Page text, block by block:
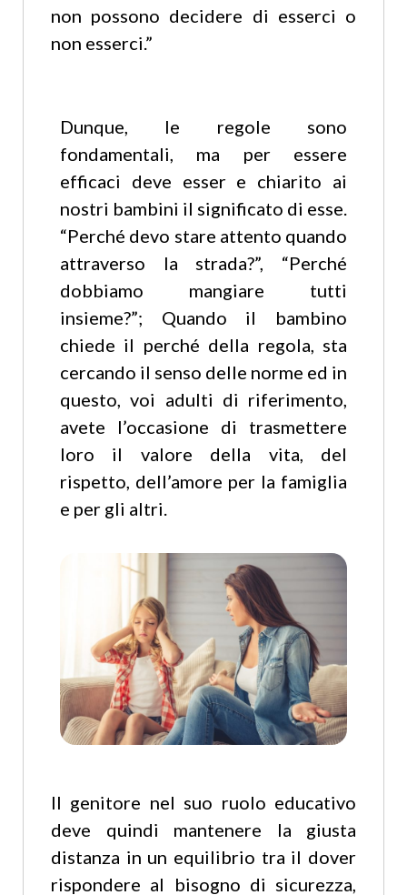
non possono decidere di esserci o
non esserci.”
Dunque, le regole sono
fondamentali, ma per essere
efficaci deve esser e chiarito ai
nostri bambini il significato di esse.
“Perché devo stare attento quando
attraverso la strada?”, “Perché
dobbiamo mangiare tutti
insieme?”; Quando il bambino
chiede il perché della regola, sta
cercando il senso delle norme ed in
questo, voi adulti di riferimento,
avete l’occasione di trasmettere
loro il valore della vita, del
rispetto, dell’amore per la famiglia
e per gli altri.
Il genitore nel suo ruolo educativo
deve quindi mantenere la giusta
distanza in un equilibrio tra il dover
rispondere al bisogno di sicurezza,